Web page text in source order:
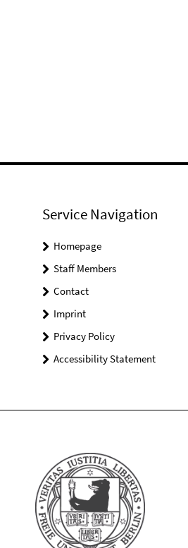
Service Navigation
Homepage
Staff Members
Contact
Imprint
Privacy Policy
Accessibility Statement